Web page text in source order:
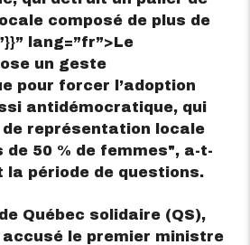
composé de plus de
lang=”fr”>Le
un geste
pour forcer l’adoption
antidémocratique, qui
représentation locale
de 50 % de femmes , a-t-
la période de questions.
Québec solidaire (QS),
accusé le premier ministre